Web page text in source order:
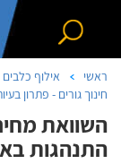
ראשי אילוף כלבים
חינוך גורים - פתרון
השוואת
התנהגות